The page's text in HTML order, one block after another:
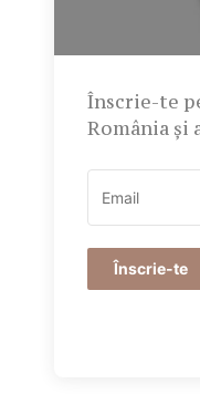
Înscrie-te
România
Înscrie-te